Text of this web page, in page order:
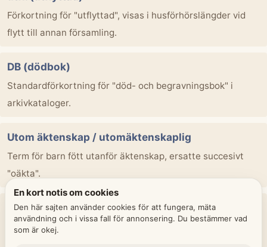
Förkortning för "utflyttad", visas i husförhörslängder vid
flytt till annan församling.
DB (dödbok)
Standardförkortning för "död- och begravningsbok" i
arkivkataloger.
Utom äktenskap / utomäktenskaplig
Term för barn fött utanför äktenskap, ersatte succesivt
"oäkta".
o.d. (oäkta dotter)
Förkortning för "oäkta dotter", utomäktenskaplig kvinnlig
En kort notis om cookies
Den här sajten använder cookies för att fungera, mäta
användning och i vissa fall för annonsering. Du bestämmer vad
som är okej.